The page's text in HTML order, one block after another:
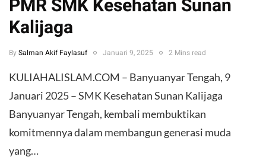
PMR SMK Kesehatan Sunan
Kalijaga
By Salman Akif Faylasuf Januari 9, 2025 2 Mins read
KULIAHALISLAM.COM – Banyuanyar Tengah, 9
Januari 2025 – SMK Kesehatan Sunan Kalijaga
Banyuanyar Tengah, kembali membuktikan
komitmennya dalam membangun generasi muda
yang…